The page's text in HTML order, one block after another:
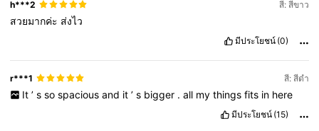
h***2 สี: สีขาว
สวยมากค่ะ ส่งไว
มีประโยชน์ (0)
r***1 สี: สีดำ
It ’ s so spacious and it ’ s bigger . all my things fits in here
มีประโยชน์ (15)